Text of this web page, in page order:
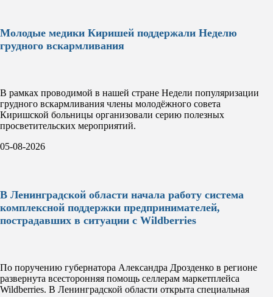
Молодые медики Киришей поддержали Неделю
грудного вскармливания
В рамках проводимой в нашей стране Недели популяризации
грудного вскармливания члены молодёжного совета
Киришской больницы организовали серию полезных
просветительских мероприятий.
05-08-2026
В Ленинградской области начала работу система
комплексной поддержки предпринимателей,
пострадавших в ситуации с Wildberries
По поручению губернатора Александра Дрозденко в регионе
развернута всесторонняя помощь селлерам маркетплейса
Wildberries. В Ленинградской области открыта специальная